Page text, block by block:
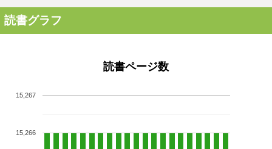
読書グラフ
読書ページ数
15,266
15,267